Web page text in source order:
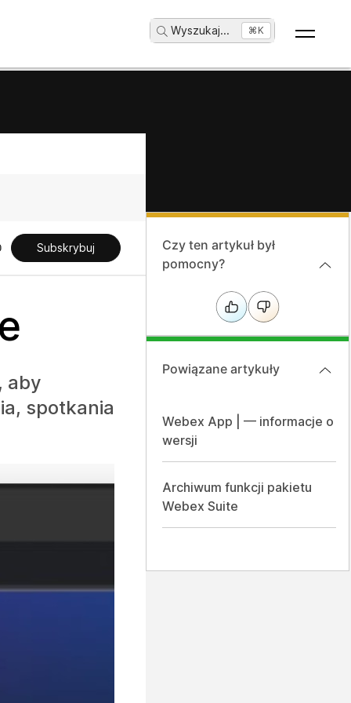
Wyszukaj... ⌘K
Subskrybuj
aby
spotkania
Czy ten artykuł był
pomocny?
Powiązane artykuły
Webex App | — informacje o
wersji
Archiwum funkcji pakietu
Webex Suite